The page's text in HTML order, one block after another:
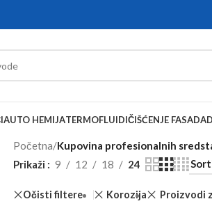
AUTO HEMIJATERMOFLUIDIČIŠĆENJE FASADA
Početna/Kupovina profesionalnih
Prikaži
9 12 18 24
Očisti filtere Korozija Proizvodi